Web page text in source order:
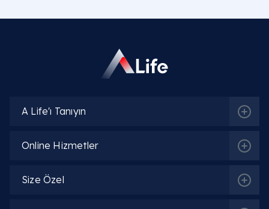
A Life'ı Tanıyın
Online Hizmetler
Size Özel